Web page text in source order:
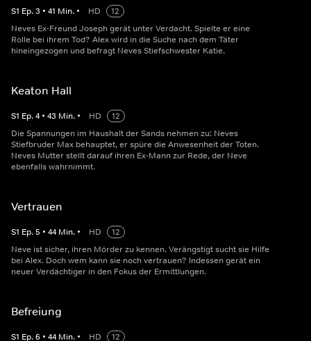
S1 Ep.3 • 41 Min. • HD
12
Neves Ex-Freund Joseph gerät unter Verdacht. Spielte er eine
Rolle bei ihrem Tod? Alex wird in die Suche nach dem Täter
hineingezogen und befragt Neves Stiefschwester Katie.
Keaton Hall
S1 Ep.4 • 43 Min. • HD
12
Die Spannungen im Haushalt der Sands nehmen zu: Neves
Stiefbruder Max behauptet, er spüre die Anwesenheit der Toten.
Neves Mutter stellt darauf ihren Ex-Mann zur Rede, der Neve
ebenfalls wahrnimmt.
Vertrauen
S1 Ep.5 • 44 Min. • HD
12
Neve ist sicher, ihren Mörder zu kennen. Verängstigt sucht sie Hilfe
bei Alex. Doch wem kann sie noch vertrauen? Indessen gerät ein
neuer Verdächtiger in den Fokus der Ermittlungen.
Befreiung
S1 Ep.6 • 44 Min. • HD
12